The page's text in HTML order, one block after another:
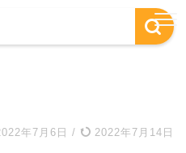
年7月6日 / 2022年7月14日